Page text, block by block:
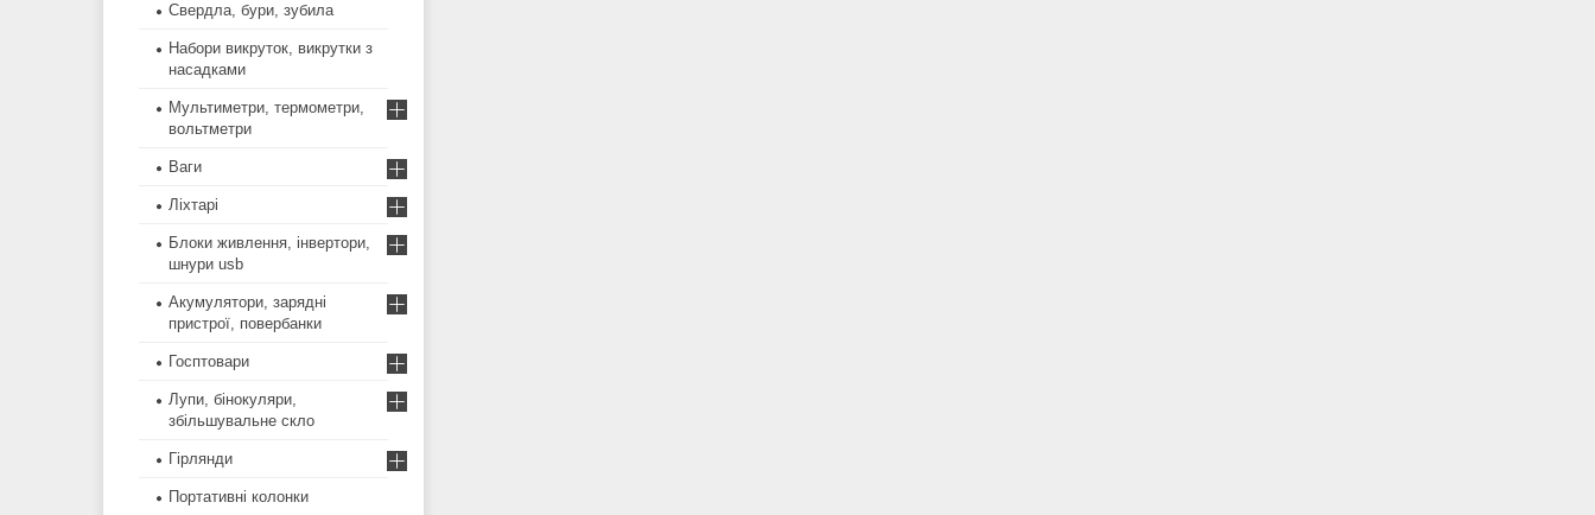
Свердла, бури, зубила
Набори викруток, викрутки з
насадками
Мультиметри, термометри,
вольтметри
Ваги
Ліхтарі
Блоки живлення, інвертори,
шнури usb
Акумулятори, зарядні
пристрої, повербанки
Госптовари
Лупи, бінокуляри,
збільшувальне скло
Гірлянди
Портативні колонки